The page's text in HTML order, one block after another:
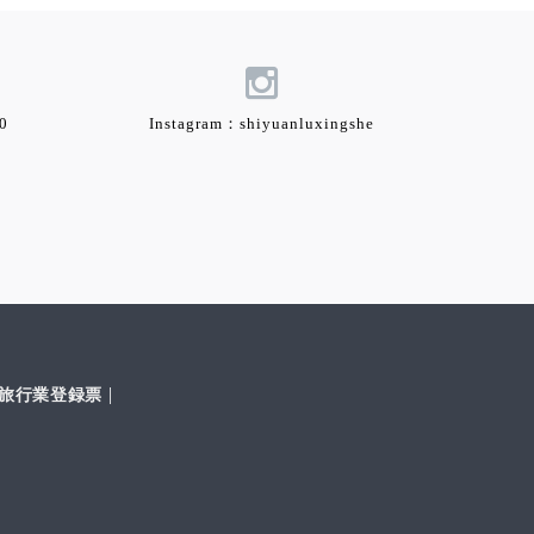
Instagram：shiyuanluxingshe
行業登録票 |